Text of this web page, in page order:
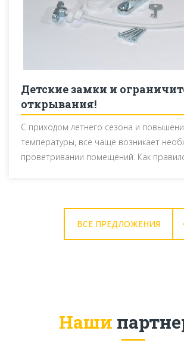
Детские замки и
открывания!
С приходом летнего сезона и
температуры, всё чаще возникает
проветривании помещений. Как
в частности становится наиболее
BСЕ ПРЕДЛОЖЕНИЯ
Наши